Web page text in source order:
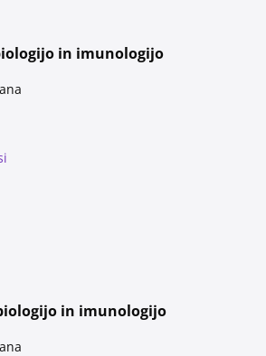
in imunologijo
in imunologijo